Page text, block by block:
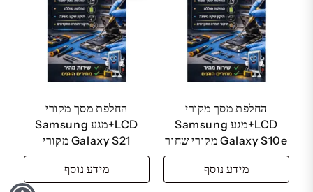
החלפת מסך מקורי
LCD+מגע Samsung
Galaxy S10e מקורי שחור
מידע נוסף
החלפת מסך מקורי
LCD+מגע Samsung
Galaxy S21 מקורי
מידע נוסף